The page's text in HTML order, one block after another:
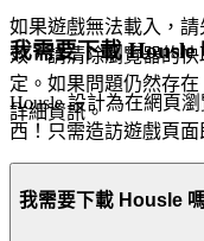
如果遊戲無法載入，
效，請清除瀏覽器的
定。如果問題仍然存
詳細資訊。
我需要下載 Housle
Housle 設計為在網頁
西！只需造訪遊戲頁面
我需要下載 Housle